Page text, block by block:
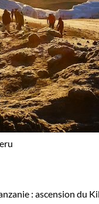
: ascension